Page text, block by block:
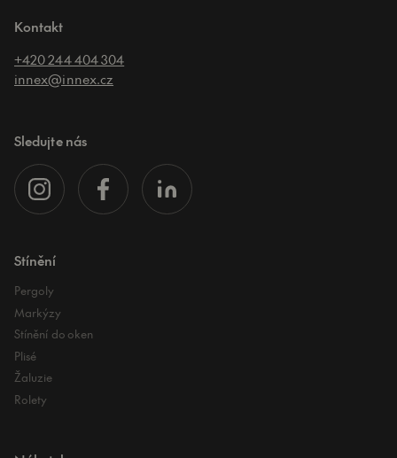
Kontakt
+420 244 404 304
innex@innex.cz
Sledujte nás
Stínění
Pergoly
Markýzy
Stínění do oken
Plisé
Žaluzie
Rolety